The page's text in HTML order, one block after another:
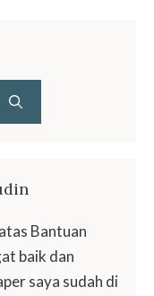
Bantuan
baik dan
saya sudah di